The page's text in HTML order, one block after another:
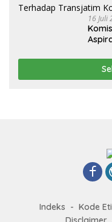
16 Juli
Indeks Kode